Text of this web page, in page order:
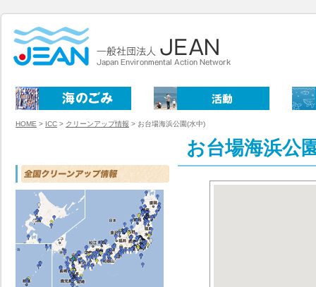
HOME > ICC > クリーンアップ情報 > お台場海浜公園(水中)
お台場海浜公